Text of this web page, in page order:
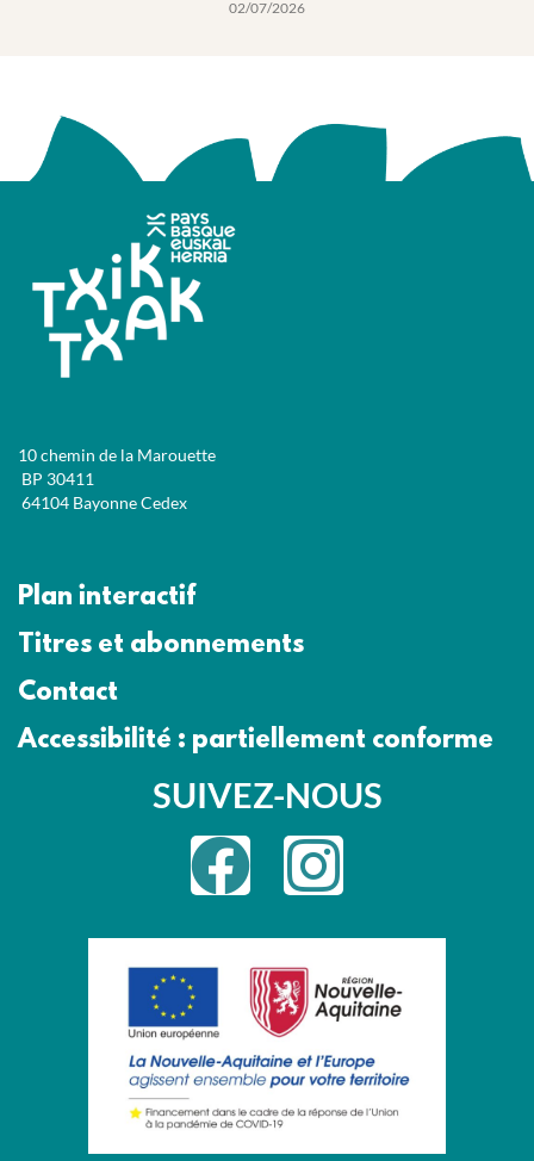
02/07/2026
10 chemin de la Marouette
BP 30411
64104 Bayonne Cedex
Plan interactif
Titres et abonnements
Contact
Accessibilité : partiellement conforme
SUIVEZ-NOUS